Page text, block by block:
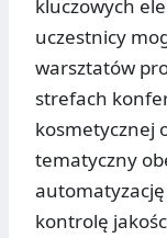
kluczowych
uczestnicy
warsztatów
strefach
kosmetycznej
tematyczny
kontrolę